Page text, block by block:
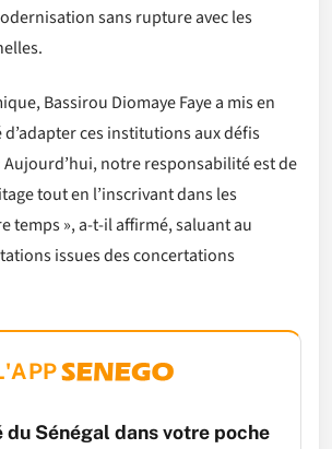
sans rupture avec les
Bassirou Diomaye Faye a mis en
d’adapter ces institutions aux défis
notre responsabilité est de
tout en l’inscrivant dans les
temps », a-t-il affirmé, saluant au
issues des concertations
Sénégal dans votre poche